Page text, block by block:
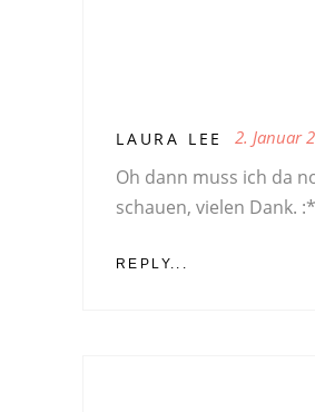
LAURA LEE 2. Januar
Oh dann muss ich da
schauen, vielen Dank.
REPLY...